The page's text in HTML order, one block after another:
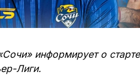
информирует о
Лиги.